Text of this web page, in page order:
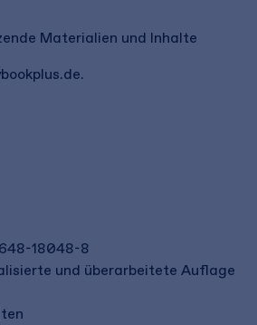
Materialien und Inhalte
18048-8
und überarbeitete Auflage